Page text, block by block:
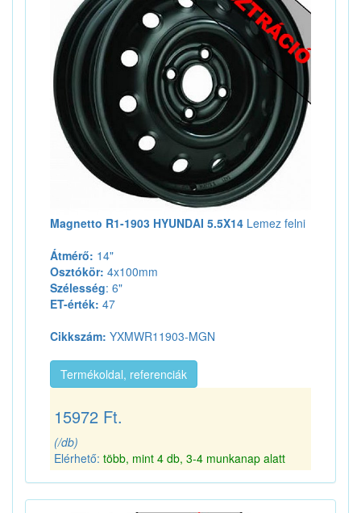
Magnetto R1-1903 HYUNDAI 5.5X14 Lemez felni
Átmérő: 14"
Osztókör: 4x100mm
Szélesség: 6"
ET-érték: 47
Cikkszám: YXMWR11903-MGN
Termékoldal, referenciák
15972 Ft.
(/db)
Elérhető: több, mint 4 db, 3-4 munkanap alatt